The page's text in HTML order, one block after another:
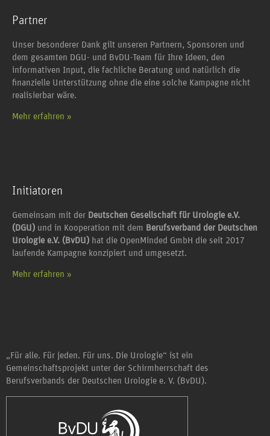
Partner
Unser besonderer Dank gilt unseren Partnern, Sponsoren und
dem gesamten DGU- und BvDU-Team für Ihre Ideen, den
informativen Input, die fachliche Beratung und natürlich die
finanzielle Unterstützung ohne die eine solche Kampagne nicht
realisierbar wäre.
Mehr erfahren »
Initiatoren
Gemeinsam mit der Deutschen Gesellschaft für Urologie e.V.
(DGU) und in Kooperation mit dem Berufsverband der Deutschen
Urologie e.V. (BvDU) hat die OpenMinded GmbH die seit 2017
laufende Kampagne konzipiert und umgesetzt.
Mehr erfahren »
„Für alle. Für jeden. Für uns. Die Urologie“ ist ein
Gemeinschaftsprojekt unter der Schirmherrschaft des
Berufsverbands der Deutschen Urologie e. V. (BvDU).